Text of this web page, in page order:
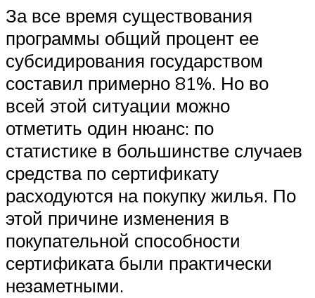
За все время существования
программы общий процент ее
субсидирования государством
составил примерно 81%. Но во
всей этой ситуации можно
отметить один нюанс: по
статистике в большинстве случаев
средства по сертификату
расходуются на покупку жилья. По
этой причине изменения в
покупательной способности
сертификата были практически
незаметными.